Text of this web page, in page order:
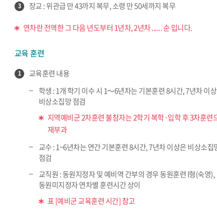
3 장교 : 위관급 만 43까지 복무, 소령 만 50세까지 복무
연차란 전역한 그 다음 년도부터 1년차, 2년차 ...... 순 입니다.
교육 훈련
1
교육훈련 내용
학생 : 1개 학기 이수 시 1～6년차는 기본훈련 8시간, 7년차 이
비상소집망 점검
지역예비군 2차훈련 불참자는 2학기 복학·입학 후 3차훈련
재부과
교수 : 1~6년차는 연간 기본훈련 8시간, 7년차 이상은 비상소집
점검
교직원 : 동원지정자 및 예비역 간부의 경우 동원훈련 l형(숙영),
동원미지정자 연차별 훈련시간 상이
표 [예비군 교육훈련 시간] 참고